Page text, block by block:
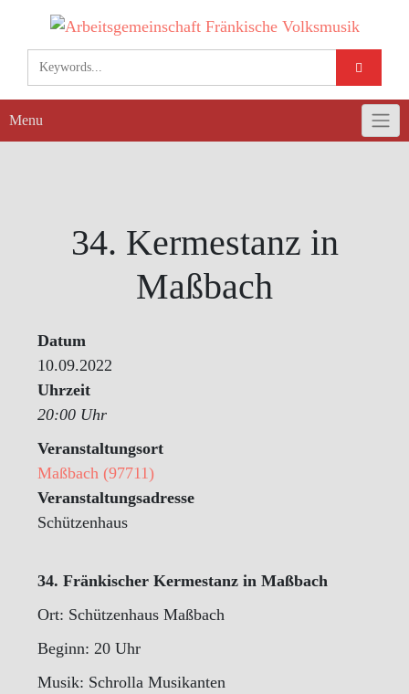
content
Menu
34. Kermestanz in
Maßbach
Datum
10.09.2022
Uhrzeit
20:00 Uhr
Veranstaltungsort
Maßbach (97711)
Veranstaltungsadresse
Schützenhaus
34. Fränkischer Kermestanz in Maßbach
Ort: Schützenhaus Maßbach
Beginn: 20 Uhr
Musik: Schrolla Musikanten